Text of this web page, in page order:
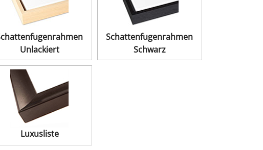
Unlackiert
Schattenfugenrahmen
Schwarz
Luxusliste